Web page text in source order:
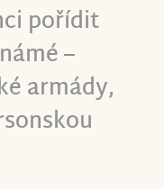
přes
noční
s
pořídit
–
armády,